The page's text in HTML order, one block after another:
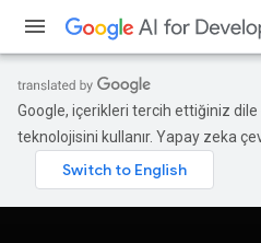
Google, içerikleri tercih ettiğiniz
teknolojisini kullanır. Yapay zeka